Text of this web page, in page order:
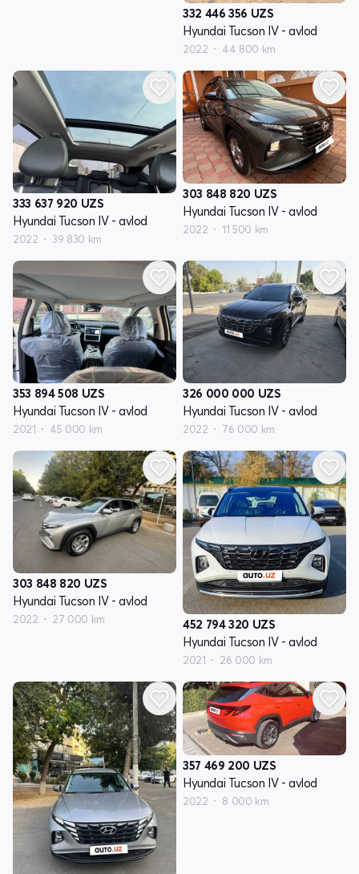
332 446 356 UZS
Hyundai Tucson IV - avlod
2022 44 800 km
333 637 920 UZS
Hyundai Tucson IV - avlod
2022 39 830 km
303 848 820 UZS
Hyundai Tucson IV - avlod
2022 11 500 km
353 894 508 UZS
Hyundai Tucson IV - avlod
2021 45 000 km
326 000 000 UZS
Hyundai Tucson IV - avlod
2022 76 000 km
303 848 820 UZS
Hyundai Tucson IV - avlod
2022 27 000 km 452 794 320 UZS
Hyundai Tucson IV - avlod
2021 26 000 km
357 469 200 UZS
Hyundai Tucson IV - avlod
2022 8 000 km